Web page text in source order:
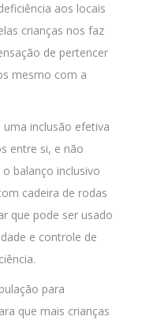
aos locais
crianças nos faz
de pertencer
mesmo com a
inclusão efetiva
entre si, e não
balanço inclusivo
cadeira de rodas
que pode ser usado
e controle de
para
que mais crianças